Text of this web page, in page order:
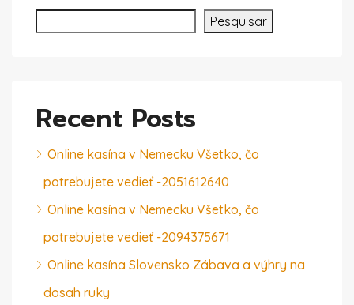
Pesquisar
Recent Posts
Online kasína v Nemecku Všetko, čo
potrebujete vedieť -2051612640
Online kasína v Nemecku Všetko, čo
potrebujete vedieť -2094375671
Online kasína Slovensko Zábava a výhry na
dosah ruky